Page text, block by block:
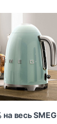
весь SMEG